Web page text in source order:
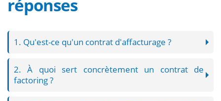
réponses
1. Qu'est-ce qu'un contrat d'affacturage ?
2. À quoi sert concrètement un contrat de
factoring ?